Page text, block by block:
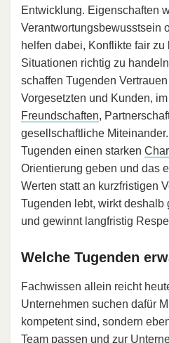
Entwicklung. Eigenschaften
Verantwortungsbewusstsein
helfen dabei, Konflikte fair
Situationen richtig zu
schaffen Tugenden
Vorgesetzten und Kunden,
Freundschaften,
gesellschaftliche
Tugenden einen starken
Orientierung geben und das
Werten statt an kurzfristigen
Tugenden lebt, wirkt deshalb
und gewinnt langfristig
Welche Tugenden
Fachwissen allein reicht
Unternehmen suchen dafür
kompetent sind, sondern
Team passen und zur